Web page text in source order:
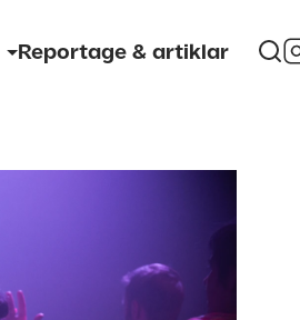
Reportage & artiklar